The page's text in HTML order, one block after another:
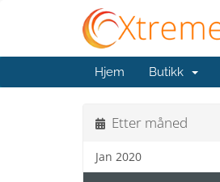
Hjem Butikk
Etter måned
Jan 2020